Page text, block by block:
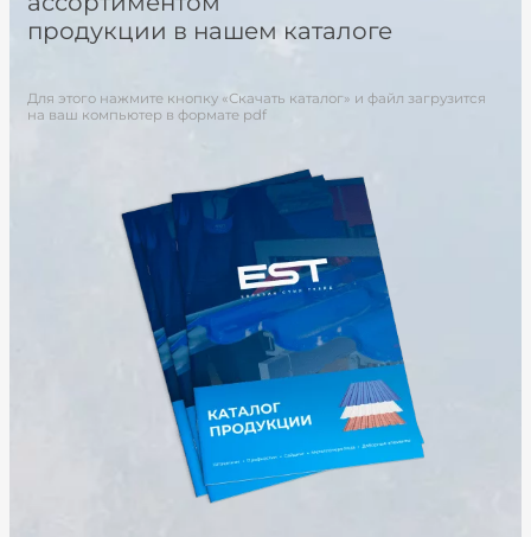
продукции в нашем каталоге
Для этого нажмите кнопку «Скачать каталог» и файл загрузится
на ваш компьютер в формате pdf